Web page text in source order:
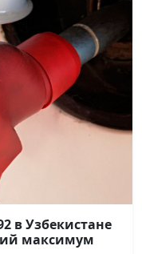
в Узбекистане
максимум